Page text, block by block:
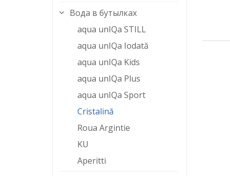
Вода в бутылках
aqua unIQa STILL
aqua unIQa Iodată
aqua unIQa Kids
aqua unIQa Plus
aqua unIQa Sport
Cristalină
Roua Argintie
KU
Aperitti